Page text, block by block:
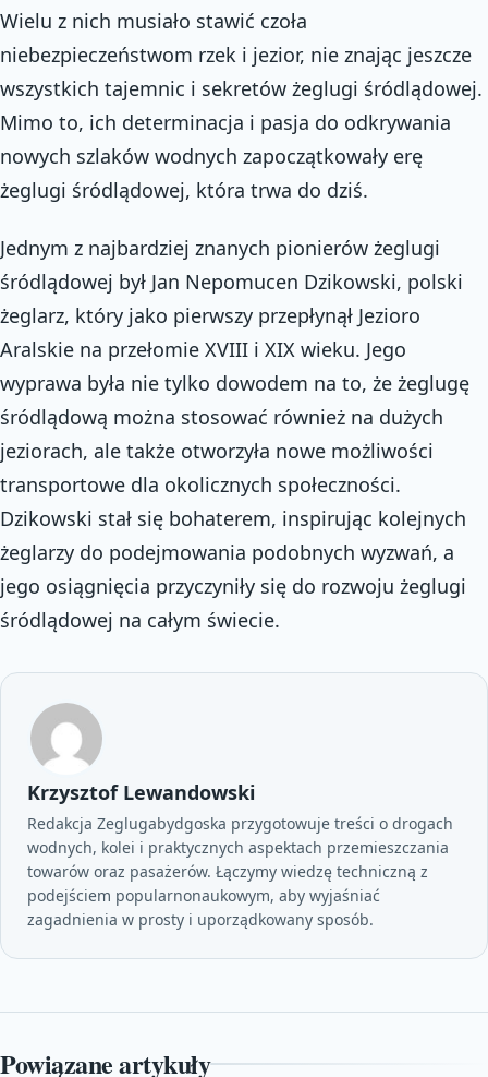
Wielu z nich musiało stawić czoła
niebezpieczeństwom rzek i jezior, nie znając jeszcze
wszystkich tajemnic i sekretów żeglugi śródlądowej.
Mimo to, ich determinacja i pasja do odkrywania
nowych szlaków wodnych zapoczątkowały erę
żeglugi śródlądowej, która trwa do dziś.
Jednym z najbardziej znanych pionierów żeglugi
śródlądowej był Jan Nepomucen Dzikowski, polski
żeglarz, który jako pierwszy przepłynął Jezioro
Aralskie na przełomie XVIII i XIX wieku. Jego
wyprawa była nie tylko dowodem na to, że żeglugę
śródlądową można stosować również na dużych
jeziorach, ale także otworzyła nowe możliwości
transportowe dla okolicznych społeczności.
Dzikowski stał się bohaterem, inspirując kolejnych
żeglarzy do podejmowania podobnych wyzwań, a
jego osiągnięcia przyczyniły się do rozwoju żeglugi
śródlądowej na całym świecie.
Krzysztof Lewandowski
Redakcja Zeglugabydgoska przygotowuje treści o drogach
wodnych, kolei i praktycznych aspektach przemieszczania
towarów oraz pasażerów. Łączymy wiedzę techniczną z
podejściem popularnonaukowym, aby wyjaśniać
zagadnienia w prosty i uporządkowany sposób.
Powiązane artykuły